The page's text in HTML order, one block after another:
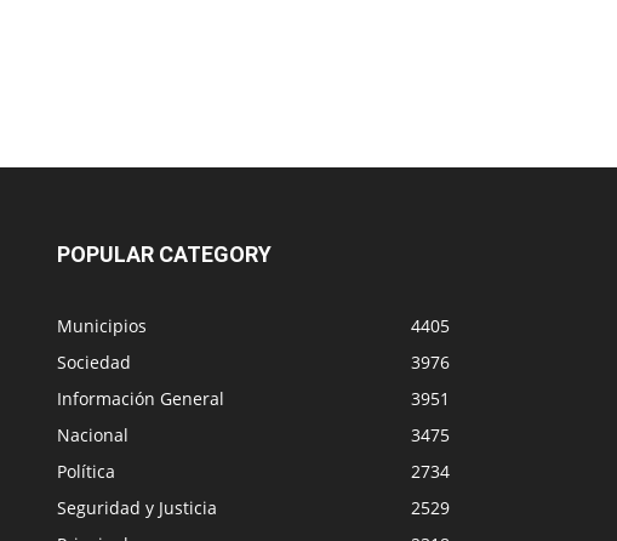
POPULAR CATEGORY
Municipios
4405
Sociedad
3976
Información General
3951
Nacional
3475
Política
2734
Seguridad y Justicia
2529